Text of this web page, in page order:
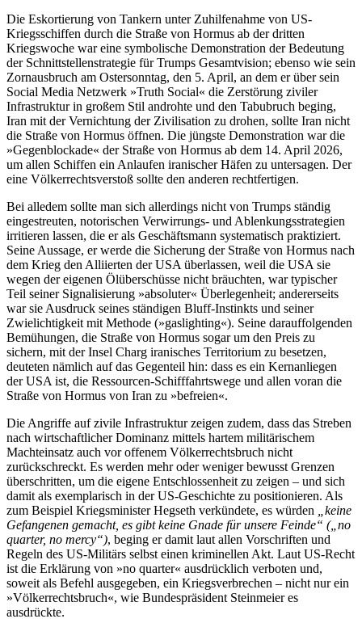
Die Eskortierung von Tankern unter Zuhilfenahme von US-
Kriegsschiffen durch die Straße von Hormus ab der dritten
Kriegswoche war eine symbolische Demonstration der Bedeutung
der Schnittstellenstrategie für Trumps Gesamtvision; ebenso wie sein
Zornausbruch am Ostersonntag, den 5. April, an dem er über sein
Social Media Netzwerk »Truth Social« die Zerstörung ziviler
Infrastruktur in großem Stil androhte und den Tabubruch beging,
Iran mit der Vernichtung der Zivilisation zu drohen, sollte Iran nicht
die Straße von Hormus öffnen. Die jüngste Demonstration war die
»Gegenblockade« der Straße von Hormus ab dem 14. April 2026,
um allen Schiffen ein Anlaufen iranischer Häfen zu untersagen. Der
eine Völkerrechtsverstoß sollte den anderen rechtfertigen.
Bei alledem sollte man sich allerdings nicht von Trumps ständig
eingestreuten, notorischen Verwirrungs- und Ablenkungsstrategien
irritieren lassen, die er als Geschäftsmann systematisch praktiziert.
Seine Aussage, er werde die Sicherung der Straße von Hormus nach
dem Krieg den Alliierten der USA überlassen, weil die USA sie
wegen der eigenen Ölüberschüsse nicht bräuchten, war typischer
Teil seiner Signalisierung »absoluter« Überlegenheit; andererseits
war sie Ausdruck seines ständigen Bluff-Instinkts und seiner
Zwielichtigkeit mit Methode (»gaslighting«). Seine darauffolgenden
Bemühungen, die Straße von Hormus sogar um den Preis zu
sichern, mit der Insel Charg iranisches Territorium zu besetzen,
deuteten nämlich auf das Gegenteil hin: dass es ein Kernanliegen
der USA ist, die Ressourcen-Schifffahrtswege und allen voran die
Straße von Hormus von Iran zu »befreien«.
Die Angriffe auf zivile Infrastruktur zeigen zudem, dass das Streben
nach wirtschaftlicher Dominanz mittels hartem militärischem
Machteinsatz auch vor offenem Völkerrechtsbruch nicht
zurückschreckt. Es werden mehr oder weniger bewusst Grenzen
überschritten, um die eigene Entschlossenheit zu zeigen – und sich
damit als exemplarisch in der US-Geschichte zu positionieren. Als
zum Beispiel Kriegsminister Hegseth verkündete, es würden „keine
Gefangenen gemacht, es gibt keine Gnade für unsere Feinde“ („no
quarter, no mercy“), beging er damit laut allen Vorschriften und
Regeln des US-Militärs selbst einen kriminellen Akt. Laut US-Recht
ist die Erklärung von »no quarter« ausdrücklich verboten und,
soweit als Befehl ausgegeben, ein Kriegsverbrechen – nicht nur ein
»Völkerrechtsbruch«, wie Bundespräsident Steinmeier es
ausdrückte.